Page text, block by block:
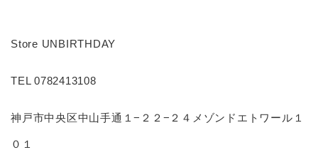
Store UNBIRTHDAY
TEL 0782413108
神戸市中央区中山手通１−２２−２４メゾンドエトワール１
０１